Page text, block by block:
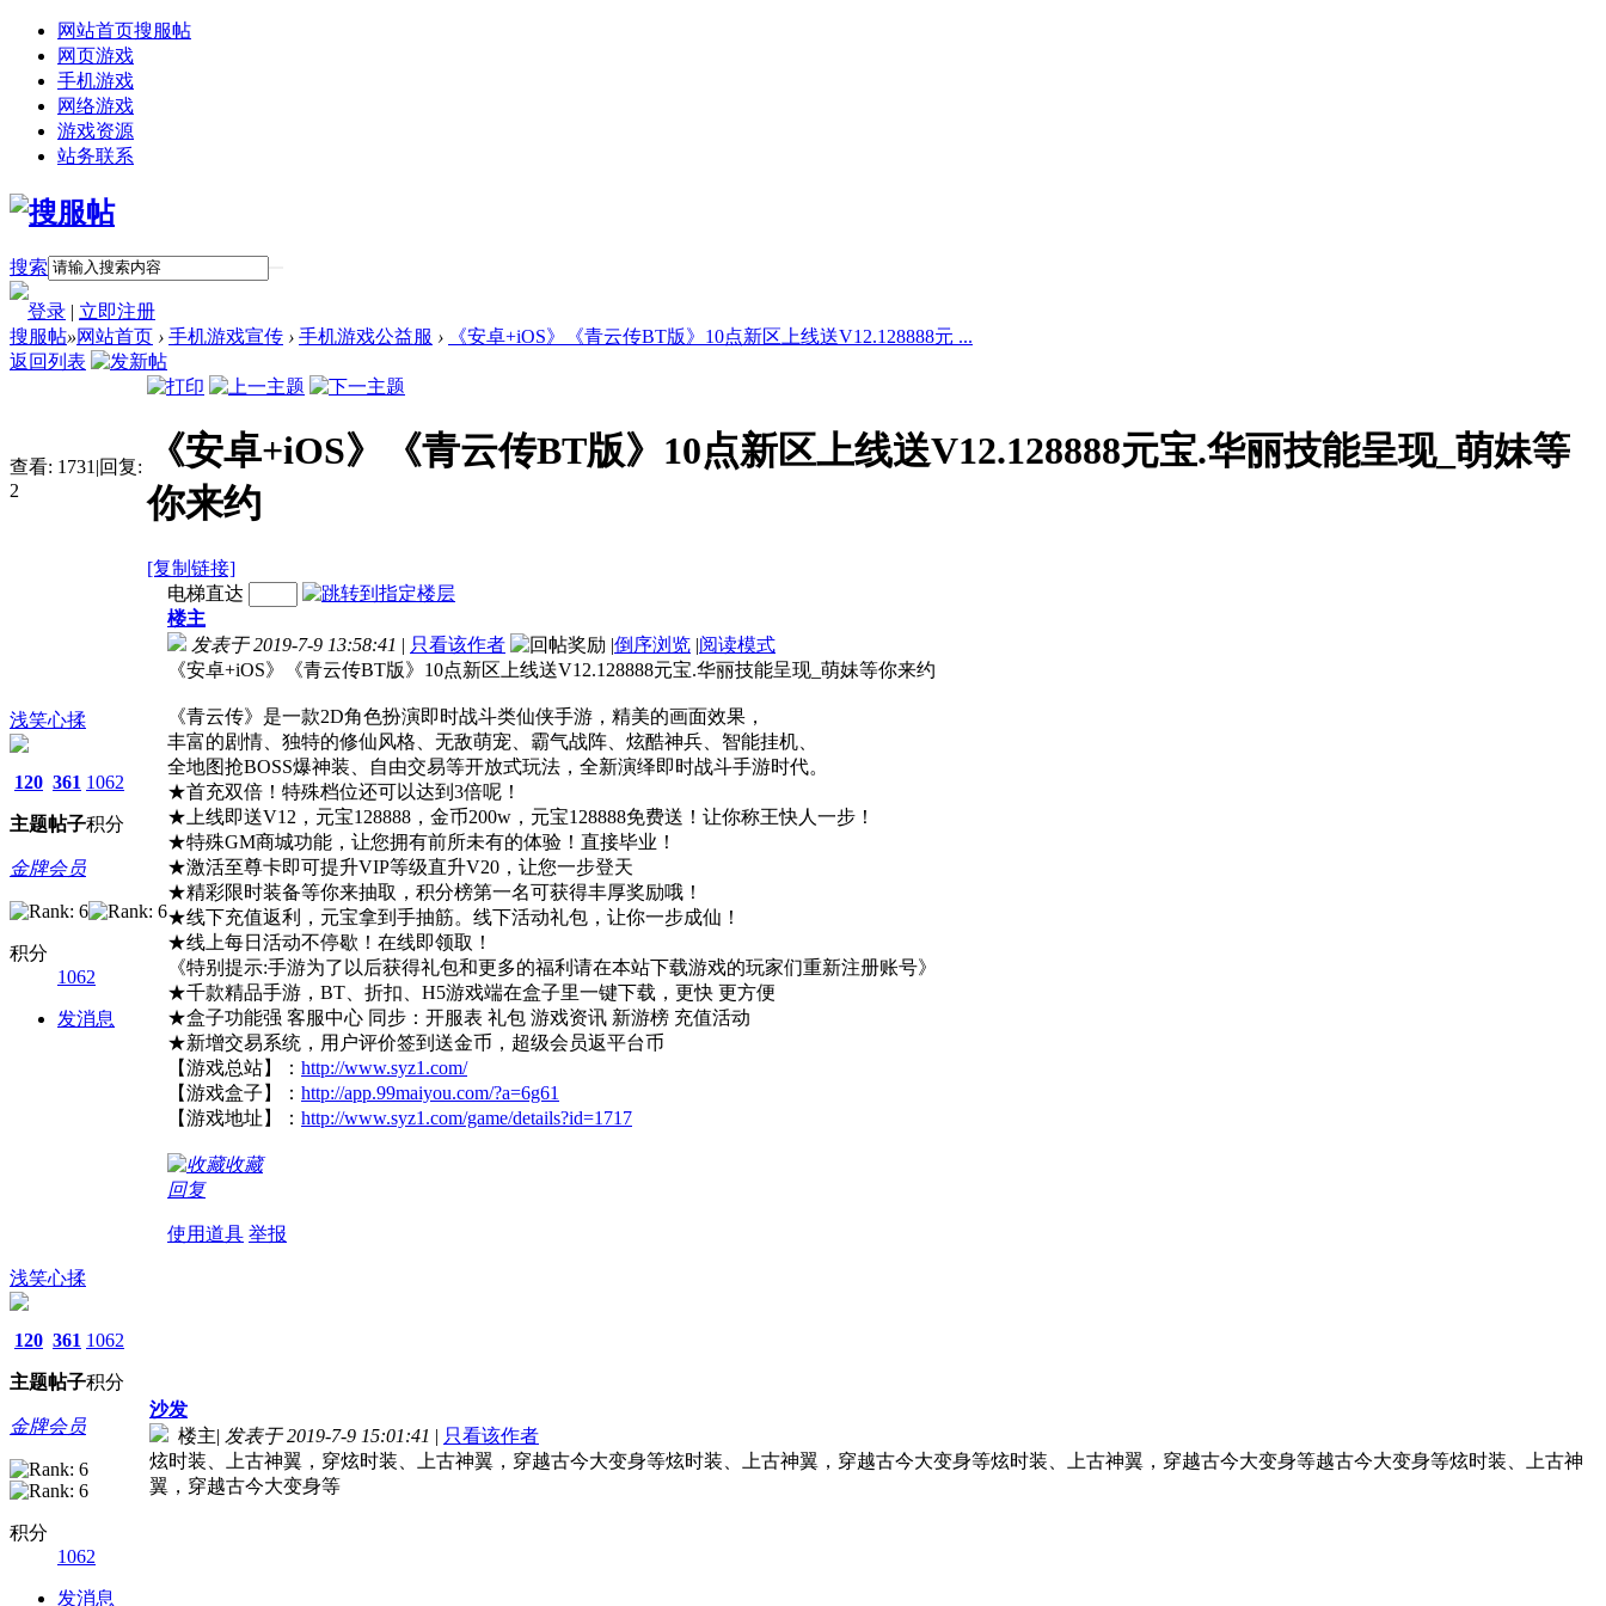
网站首页搜服帖
网页游戏
手机游戏
网络游戏
游戏资源
站务联系
搜索
登录 | 立即注册
搜服帖»网站首页 › 手机游戏宣传 › 手机游戏公益服 ›
《安卓+iOS》《青云传BT版》10点新区上线送V12.128888元 ...
返回列表
查看: 1731 |回复:
2
《安卓+iOS》《青云传BT版》10点新区上线送V12.128888元宝.华丽技能呈现_萌妹等
你来约
[复制链接]
浅笑心揉
120
主题
361
帖子
1062
积分
金牌会员
积分
1062
发消息
电梯直达
楼主
发表于 2019-7-9 13:58:41 | 只看该作者 |倒序浏览 |阅读模式
《安卓+iOS》《青云传BT版》10点新区上线送V12.128888元宝.华丽技能呈现_萌妹等你来约
《青云传》是一款2D角色扮演即时战斗类仙侠手游，精美的画面效果，
丰富的剧情、独特的修仙风格、无敌萌宠、霸气战阵、炫酷神兵、智能挂机、
全地图抢BOSS爆神装、自由交易等开放式玩法，全新演绎即时战斗手游时代。
★首充双倍！特殊档位还可以达到3倍呢！
★上线即送V12，元宝128888，金币200w，元宝128888免费送！让你称王快人一步！
★特殊GM商城功能，让您拥有前所未有的体验！直接毕业！
★激活至尊卡即可提升VIP等级直升V20，让您一步登天
★精彩限时装备等你来抽取，积分榜第一名可获得丰厚奖励哦！
★线下充值返利，元宝拿到手抽筋。线下活动礼包，让你一步成仙！
★线上每日活动不停歇！在线即领取！
《特别提示:手游为了以后获得礼包和更多的福利请在本站下载游戏的玩家们重新注册账号》
★千款精品手游，BT、折扣、H5游戏端在盒子里一键下载，更快 更方便
★盒子功能强 客服中心 同步：开服表 礼包 游戏资讯 新游榜 充值活动
★新增交易系统，用户评价签到送金币，超级会员返平台币
【游戏总站】： http://www.syz1.com/
【游戏盒子】： http://app.99maiyou.com/?a=6g61
【游戏地址】： http://www.syz1.com/game/details?id=1717
收藏
回复
使用道具 举报
浅笑心揉
120
主题
361
帖子
1062
积分
金牌会员
积分
1062
发消息
沙发
楼主| 发表于 2019-7-9 15:01:41 | 只看该作者
炫时装、上古神翼，穿炫时装、上古神翼，穿越古今大变身等炫时装、上古神翼，穿越古今大变身等炫时装、上古神翼，穿越古今大变身等越古今大变身等炫时装、上古神
翼，穿越古今大变身等